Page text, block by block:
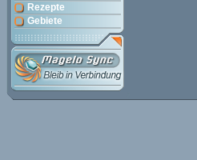
Rezepte
Gebiete